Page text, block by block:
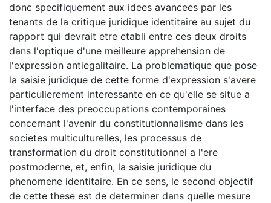
donc specifiquement aux idees avancees par les
tenants de la critique juridique identitaire au sujet du
rapport qui devrait etre etabli entre ces deux droits
dans l'optique d'une meilleure apprehension de
l'expression antiegalitaire. La problematique que pose
la saisie juridique de cette forme d'expression s'avere
particulierement interessante en ce qu'elle se situe a
l'interface des preoccupations contemporaines
concernant l'avenir du constitutionnalisme dans les
societes multiculturelles, les processus de
transformation du droit constitutionnel a l'ere
postmoderne, et, enfin, la saisie juridique du
phenomene identitaire. En ce sens, le second objectif
de cette these est de determiner dans quelle mesure